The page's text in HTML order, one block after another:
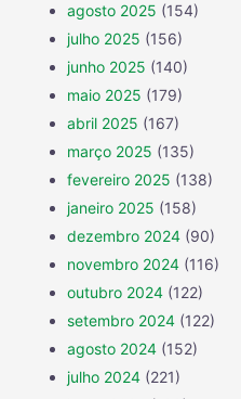
agosto 2025 (154)
julho 2025 (156)
junho 2025 (140)
maio 2025 (179)
abril 2025 (167)
março 2025 (135)
fevereiro 2025 (138)
janeiro 2025 (158)
dezembro 2024 (90)
novembro 2024 (116)
outubro 2024 (122)
setembro 2024 (122)
agosto 2024 (152)
julho 2024 (221)